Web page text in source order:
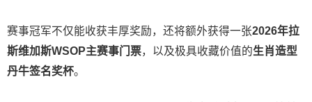
赛事冠军不仅能收获丰厚奖励，还将额外获得一张2026年拉
斯维加斯WSOP主赛事门票，以及极具收藏价值的生肖造型
丹牛签名奖杯。